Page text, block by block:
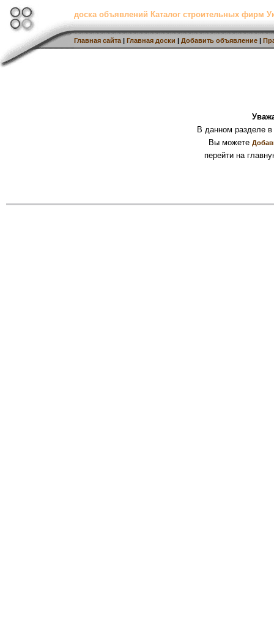
доска объявлений Каталог строительных фирм
Главная сайта | Главная доски | Добавить объявление |
В данном разделе
Вы можете
перейти на